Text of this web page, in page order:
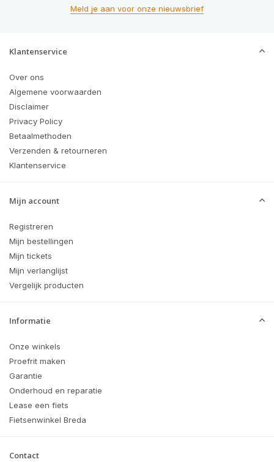
Meld je aan voor onze nieuwsbrief
Klantenservice
Over ons
Algemene voorwaarden
Disclaimer
Privacy Policy
Betaalmethoden
Verzenden & retourneren
Klantenservice
Mijn account
Registreren
Mijn bestellingen
Mijn tickets
Mijn verlanglijst
Vergelijk producten
Informatie
Onze winkels
Proefrit maken
Garantie
Onderhoud en reparatie
Lease een fiets
Fietsenwinkel Breda
Contact